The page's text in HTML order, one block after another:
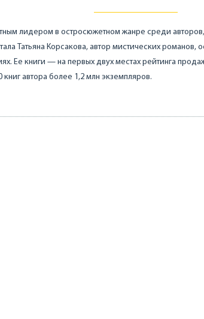
лидером в остросюжетном жанре среди
Татьяна Корсакова, автор мистических романов,
Ее книги — на первых двух местах рейтинга
книг автора более 1,2 млн экземпляров.